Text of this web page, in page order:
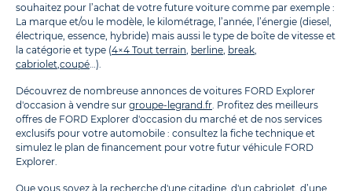
souhaitez pour l’achat de votre future voiture comme par exemple :
La marque et/ou le modèle, le kilométrage, l’année, l’énergie (diesel,
électrique, essence, hybride) mais aussi le type de boîte de vitesse et
la catégorie et type (4×4 Tout terrain berline break
cabriolet coupé …).
Découvrez de nombreuse annonces de voitures FORD Explorer
d'occasion à vendre sur groupe-legrand.fr . Profitez des meilleurs
offres de FORD Explorer d'occasion du marché et de nos services
exclusifs pour votre automobile : consultez la fiche technique et
simulez le plan de financement pour votre futur véhicule FORD
Explorer.
Que vous soyez à la recherche d'une citadine, d'un cabriolet, d’une